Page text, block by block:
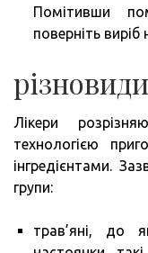
Помітивши
поверніть
Лікери
технологією
інгредієнтами.
групи:
трав’яні, до